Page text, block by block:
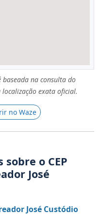
baseada na consulta do
exata oficial.
no Waze
o CEP
José
José Custódio